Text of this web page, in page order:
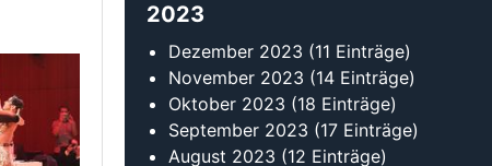
Januar 2023
2022
Dezember 2022(6 Einträge)
November 2022(13 Einträge)
Oktober 2022(12 Einträge)